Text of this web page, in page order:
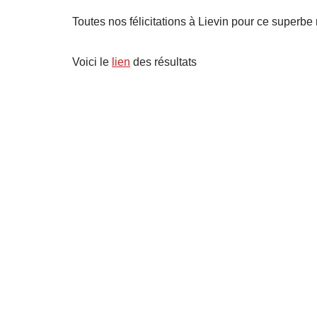
Toutes nos félicitations à Lievin pour ce superbe
Voici le lien des résultats